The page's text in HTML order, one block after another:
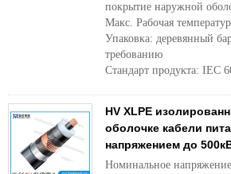
покрытие наружной
Макс. Рабочая
Упаковка: деревянный
требованию
Стандарт продукта: IEC
HV XLPE
оболочке кабели
напряжением до
Номинальное